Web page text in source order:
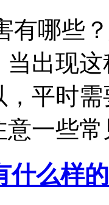
哪些
当出现
，平时
意一些常
什么样